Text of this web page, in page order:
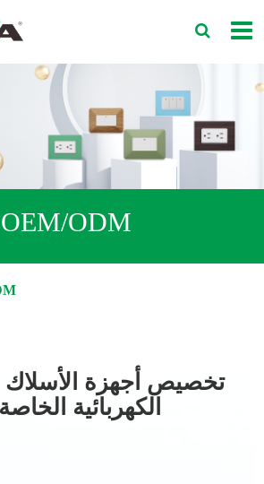
OEM/ODM
تخصيص أجهزة الأسلاك
الكهربائية